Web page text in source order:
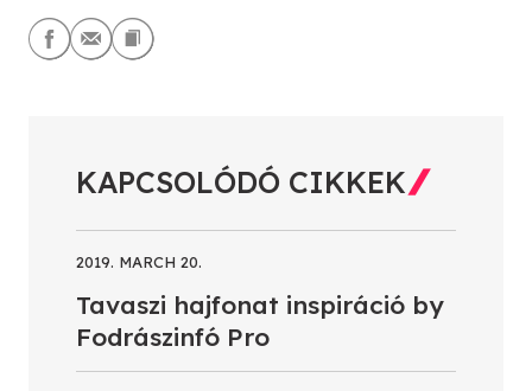
KAPCSOLÓDÓ CIKKEK
2019. MARCH 20.
Tavaszi hajfonat inspiráció by
Fodrászinfó Pro